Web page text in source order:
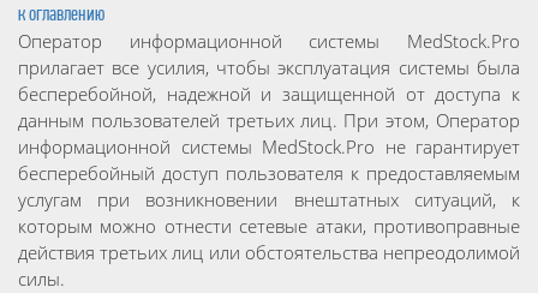
к оглавлению
Оператор информационной системы MedStock.Pro
прилагает все усилия, чтобы эксплуатация системы была
бесперебойной, надежной и защищенной от доступа к
данным пользователей третьих лиц. При этом, Оператор
информационной системы MedStock.Pro не гарантирует
бесперебойный доступ пользователя к предоставляемым
услугам при возникновении внештатных ситуаций, к
которым можно отнести сетевые атаки, противоправные
действия третьих лиц или обстоятельства непреодолимой
силы.